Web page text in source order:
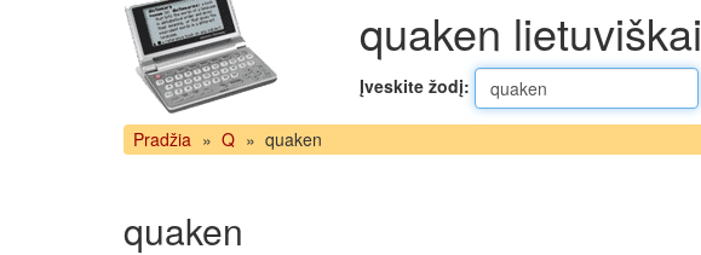
quaken lietuviškai
Įveskite žodį:
Pradžia » Q » quaken
quaken